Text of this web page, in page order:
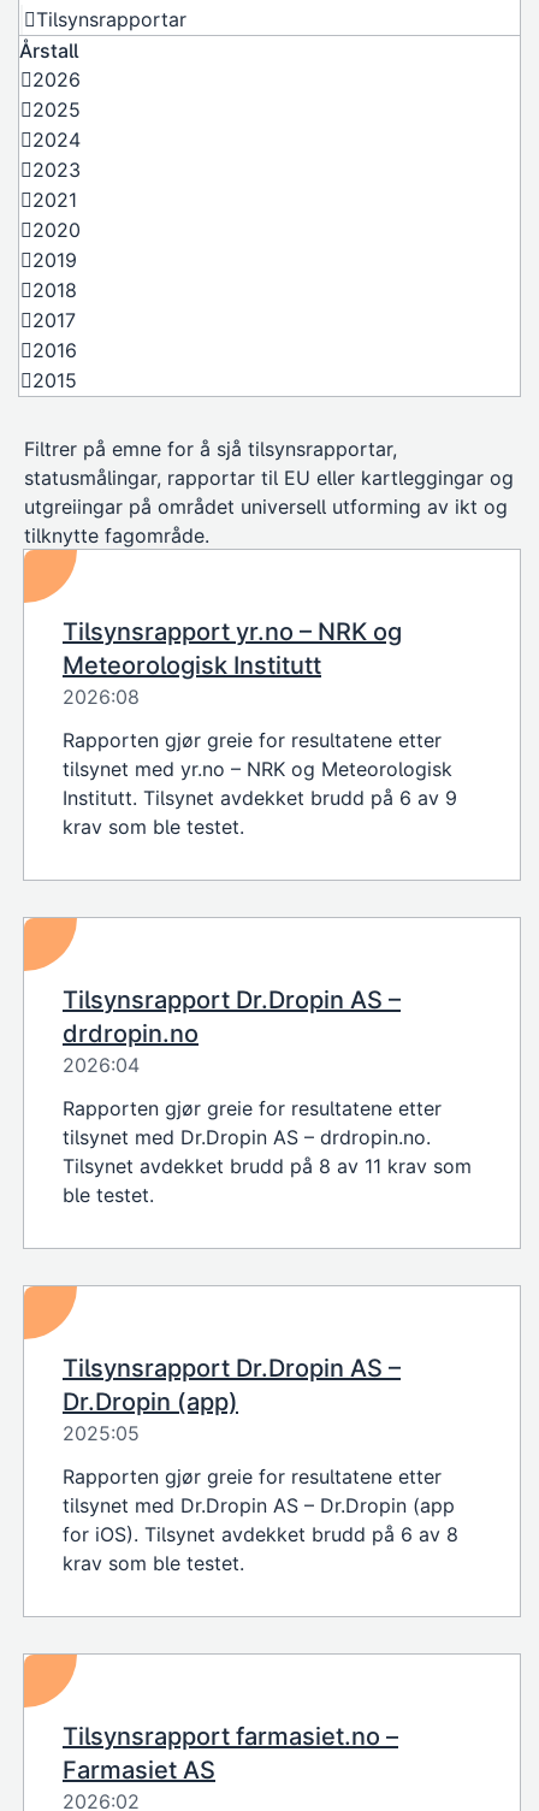
Tilsynsrapportar
Årstall
2026
2025
2024
2023
2021
2020
2019
2018
2017
2016
2015
Filtrer på emne for å sjå tilsynsrapportar,
statusmålingar, rapportar til EU eller kartleggingar og
utgreiingar på området universell utforming av ikt og
tilknytte fagområde.
Tilsynsrapport yr.no – NRK og
Meteorologisk Institutt
2026:08
Rapporten gjør greie for resultatene etter
tilsynet med yr.no – NRK og Meteorologisk
Institutt. Tilsynet avdekket brudd på 6 av 9
krav som ble testet.
Tilsynsrapport Dr.Dropin AS –
drdropin.no
2026:04
Rapporten gjør greie for resultatene etter
tilsynet med Dr.Dropin AS – drdropin.no.
Tilsynet avdekket brudd på 8 av 11 krav som
ble testet.
Tilsynsrapport Dr.Dropin AS –
Dr.Dropin (app)
2025:05
Rapporten gjør greie for resultatene etter
tilsynet med Dr.Dropin AS – Dr.Dropin (app
for iOS). Tilsynet avdekket brudd på 6 av 8
krav som ble testet.
Tilsynsrapport farmasiet.no –
Farmasiet AS
2026:02